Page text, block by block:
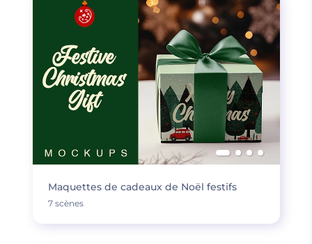
Maquettes de cadeaux de Noël festifs
7 scènes